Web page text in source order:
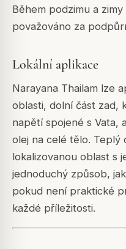
Během podzimu a
považováno za
Lokální aplikace
Narayana Thailam lze
oblasti, dolní část zad,
napětí spojené s Vata,
olej na celé tělo. Teplý
lokalizovanou oblast s
jednoduchý způsob,
pokud není praktické
každé příležitosti.